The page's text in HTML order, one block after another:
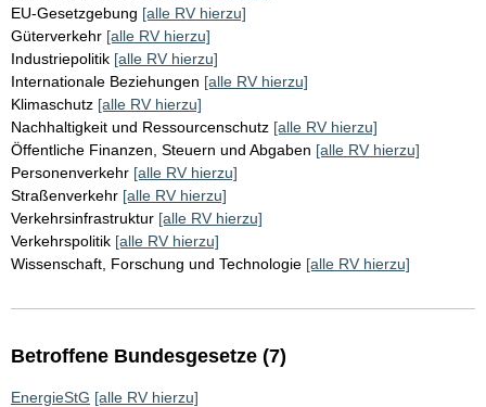
EU-Gesetzgebung [alle RV hierzu]
Güterverkehr [alle RV hierzu]
Industriepolitik [alle RV hierzu]
Internationale Beziehungen [alle RV hierzu]
Klimaschutz [alle RV hierzu]
Nachhaltigkeit und Ressourcenschutz [alle RV hierzu]
Öffentliche Finanzen, Steuern und Abgaben [alle RV hierzu]
Personenverkehr [alle RV hierzu]
Straßenverkehr [alle RV hierzu]
Verkehrsinfrastruktur [alle RV hierzu]
Verkehrspolitik [alle RV hierzu]
Wissenschaft, Forschung und Technologie [alle RV hierzu]
Betroffene Bundesgesetze (7)
EnergieStG [alle RV hierzu]